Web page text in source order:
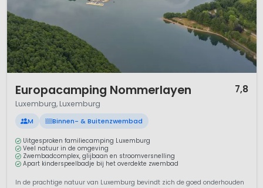
Europacamping Nommerlayen 7,8
Luxemburg, Luxemburg
M Binnen- & Buitenzwembad
Uitgesproken familiecamping Luxemburg
Veel natuur in de omgeving
Zwembadcomplex, glijbaan en stroomversnelling
Apart kinderspeelbadje bij het overdekte zwembad
In de prachtige natuur van Luxemburg bevindt zich de goed onderhouden